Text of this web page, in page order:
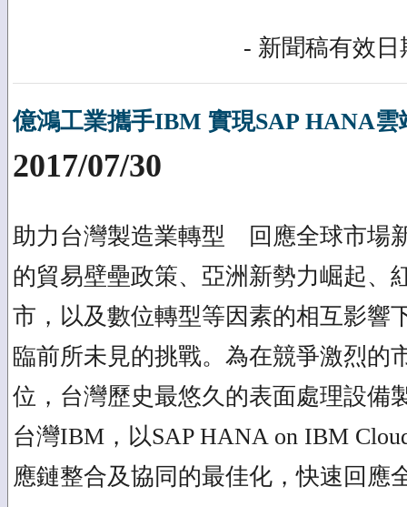
- 新聞稿有效日
億鴻工業攜手IBM 實現SAP HANA雲
2017/07/30
助力台灣製造業轉型 回應全球市場
的貿易壁壘政策、亞洲新勢力崛起、
市，以及數位轉型等因素的相互影響
臨前所未見的挑戰。為在競爭激烈的
位，台灣歷史最悠久的表面處理設備
台灣IBM，以SAP HANA on IBM
應鏈整合及協同的最佳化，快速回應